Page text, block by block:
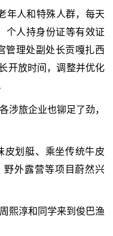
年人和特殊人群，每天
个人持身份证等有效证
管理处副处长贡嘎扎西
开放时间，调整并优化
涉旅企业也铆足了劲，
皮划艇、乘坐传统牛皮
野外露营等项目蔚然兴
熙淳和同学来到俊巴渔